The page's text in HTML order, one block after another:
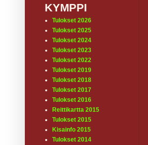
KYMPPI
Tulokset 2026
Tulokset 2025
Tulokset 2024
Tulokset 2023
Tulokset 2022
Tulokset 2019
Tulokset 2018
Tulokset 2017
Tulokset 2016
Reittikartta 2015
Tulokset 2015
Kisainfo 2015
Tulokset 2014